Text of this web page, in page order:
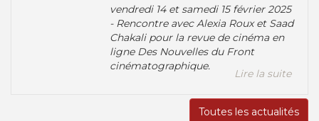
vendredi 14 et samedi 15 février 2025
- Rencontre avec Alexia Roux et Saad
Chakali pour la revue de cinéma en
ligne Des Nouvelles du Front
cinématographique.
Lire la suite
Toutes les actualités